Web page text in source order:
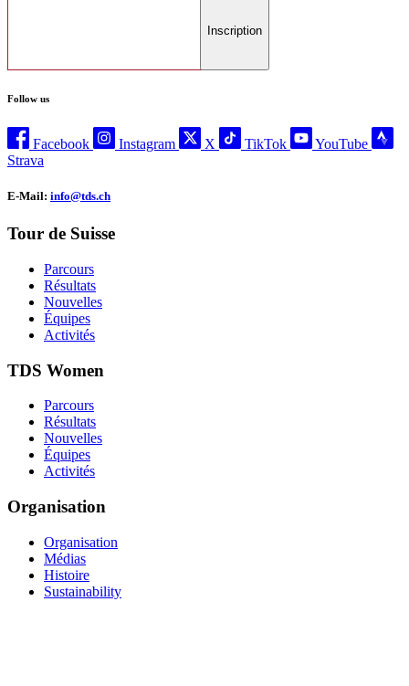
Inscription
Follow us
Facebook Instagram X TikTok
YouTube
Strava
E-Mail: info@tds.ch
Tour de Suisse
Parcours
Résultats
Nouvelles
Équipes
Activités
TDS Women
Parcours
Résultats
Nouvelles
Équipes
Activités
Organisation
Organisation
Médias
Histoire
Sustainability